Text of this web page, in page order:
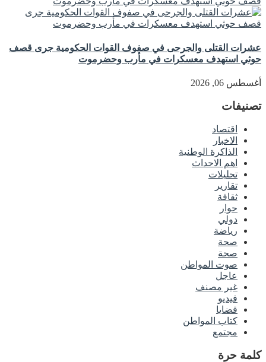
عشرات القتلى والجرحى في صفوف القوات الحكومية جرى قصف
حوثي استهدف معسكرات في مأرب وحضرموت
أغسطس 06, 2026
تصنيفات
اقتصاد
الاخبار
الذاكرة الوطنية
اهم الاحداث
تحليلات
تقارير
ثقافة
حوار
دولي
رياضة
صحة
صحة
صوت المواطن
عاجل
غير مصنف
فيديو
قضايا
كتاب المواطن
مجتمع
كلمة حرة